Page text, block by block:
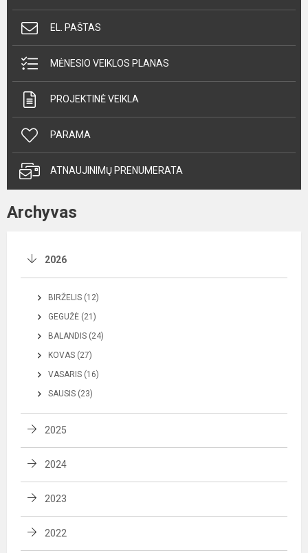
EL. PAŠTAS
MĖNESIO VEIKLOS PLANAS
PROJEKTINĖ VEIKLA
PARAMA
ATNAUJINIMŲ PRENUMERATA
Archyvas
2026
BIRŽELIS (12)
GEGUŽĖ (21)
BALANDIS (24)
KOVAS (27)
VASARIS (16)
SAUSIS (23)
2025
2024
2023
2022